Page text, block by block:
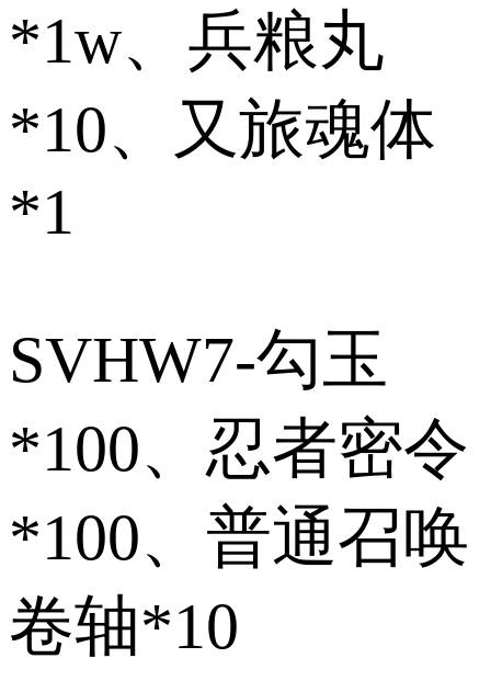
*1w、兵粮丸
*10、又旅魂体
*1
SVHW7-勾玉
*100、忍者密令
*100、普通召唤
卷轴*10